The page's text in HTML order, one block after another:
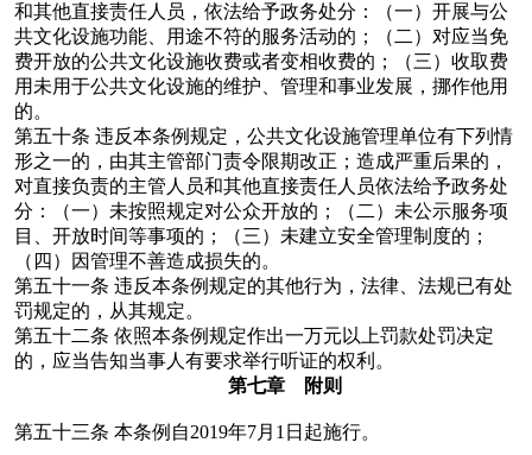
和其他直接责任人员，依法给予政务处分：（一）开展与公
共文化设施功能、用途不符的服务活动的；（二）对应当免
费开放的公共文化设施收费或者变相收费的；（三）收取费
用未用于公共文化设施的维护、管理和事业发展，挪作他用
的。
第五十条 违反本条例规定，公共文化设施管理单位有下列情
形之一的，由其主管部门责令限期改正；造成严重后果的，
对直接负责的主管人员和其他直接责任人员依法给予政务处
分：（一）未按照规定对公众开放的；（二）未公示服务项
目、开放时间等事项的；（三）未建立安全管理制度的；
（四）因管理不善造成损失的。
第五十一条 违反本条例规定的其他行为，法律、法规已有处
罚规定的，从其规定。
第五十二条 依照本条例规定作出一万元以上罚款处罚决定
的，应当告知当事人有要求举行听证的权利。
第七章 附则
第五十三条 本条例自2019年7月1日起施行。